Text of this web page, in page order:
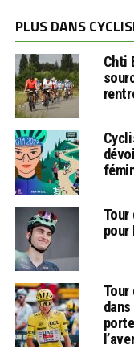
PLUS DANS
Chti
Tour
pour
Tour